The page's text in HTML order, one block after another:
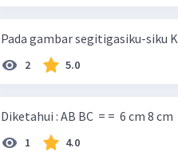
2 5.0
1 4.0